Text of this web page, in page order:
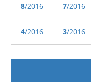
8/2016 7/2016
4/2016 3/2016